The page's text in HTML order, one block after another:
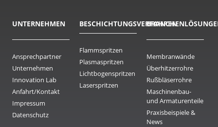
UNTERNEHMEN
Ansprechpartner
Unternehmen
Innovation Lab
Anfahrt/Kontakt
Impressum
Datenschutz
BESCHICH­TUNGS­VERFAHREN
Flammspritzen
Plasmaspritzen
Lichtbogenspritzen
Laserspritzen
Membranwände
Überhitzerrohre
Rußbläserrohre
Maschinenbau-
und Armaturenteile
Praxisbeispiele &
News